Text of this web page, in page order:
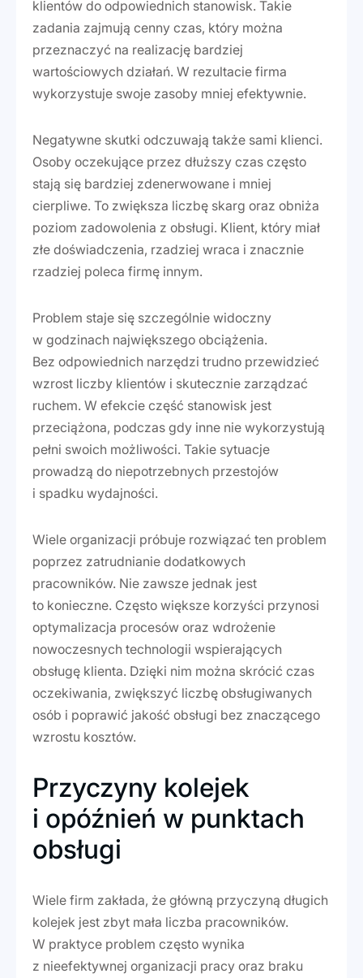
klientów do odpowiednich stanowisk. Takie
zadania zajmują cenny czas, który można
przeznaczyć na realizację bardziej
wartościowych działań. W rezultacie firma
wykorzystuje swoje zasoby mniej efektywnie.
Negatywne skutki odczuwają także sami klienci.
Osoby oczekujące przez dłuższy czas często
stają się bardziej zdenerwowane i mniej
cierpliwe. To zwiększa liczbę skarg oraz obniża
poziom zadowolenia z obsługi. Klient, który miał
złe doświadczenia, rzadziej wraca i znacznie
rzadziej poleca firmę innym.
Problem staje się szczególnie widoczny
w godzinach największego obciążenia.
Bez odpowiednich narzędzi trudno przewidzieć
wzrost liczby klientów i skutecznie zarządzać
ruchem. W efekcie część stanowisk jest
przeciążona, podczas gdy inne nie wykorzystują
pełni swoich możliwości. Takie sytuacje
prowadzą do niepotrzebnych przestojów
i spadku wydajności.
Wiele organizacji próbuje rozwiązać ten problem
poprzez zatrudnianie dodatkowych
pracowników. Nie zawsze jednak jest
to konieczne. Często większe korzyści przynosi
optymalizacja procesów oraz wdrożenie
nowoczesnych technologii wspierających
obsługę klienta. Dzięki nim można skrócić czas
oczekiwania, zwiększyć liczbę obsługiwanych
osób i poprawić jakość obsługi bez znaczącego
wzrostu kosztów.
Przyczyny kolejek
i opóźnień w punktach
obsługi
Wiele firm zakłada, że główną przyczyną długich
kolejek jest zbyt mała liczba pracowników.
W praktyce problem często wynika
z nieefektywnej organizacji pracy oraz braku